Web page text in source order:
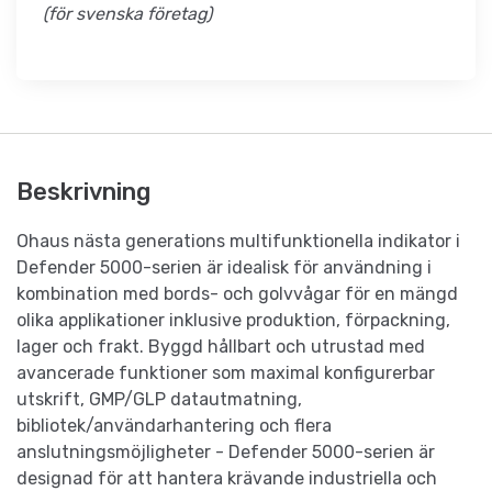
(för svenska företag)
Beskrivning
Ohaus nästa generations multifunktionella indikator i
Defender 5000-serien är idealisk för användning i
kombination med bords- och golvvågar för en mängd
olika applikationer inklusive produktion, förpackning,
lager och frakt. Byggd hållbart och utrustad med
avancerade funktioner som maximal konfigurerbar
utskrift, GMP/GLP datautmatning,
bibliotek/användarhantering och flera
anslutningsmöjligheter - Defender 5000-serien är
designad för att hantera krävande industriella och